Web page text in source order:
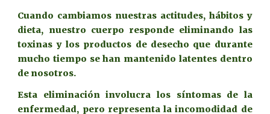
Cuando cambiamos nuestras actitudes, hábitos y
dieta, nuestro cuerpo responde eliminando las
toxinas y los productos de desecho que durante
mucho tiempo se han mantenido latentes dentro
de nosotros.
Esta eliminación involucra los síntomas de la
enfermedad, pero representa la incomodidad de